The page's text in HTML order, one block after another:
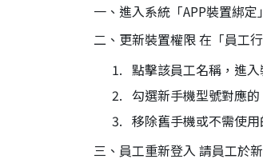
一、進入系統「APP裝置綁
二、更新裝置權限 在「員工
點擊該員工名稱，進入
勾選新手機型號對應
移除舊手機或不需使用
三、員工重新登入 請員工於